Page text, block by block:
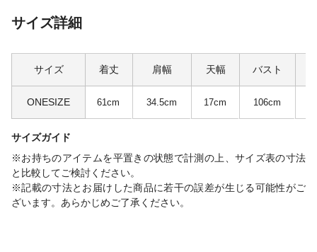
サイズ詳細
サイズ 着丈 肩幅 天幅 バスト
ONESIZE 61cm 34.5cm 17cm 106cm
サイズガイド
※お持ちのアイテムを平置きの状態で計測の上、サイズ表の寸法
と比較してご検討ください。
※記載の寸法とお届けした商品に若干の誤差が生じる可能性がご
ざいます。あらかじめご了承ください。